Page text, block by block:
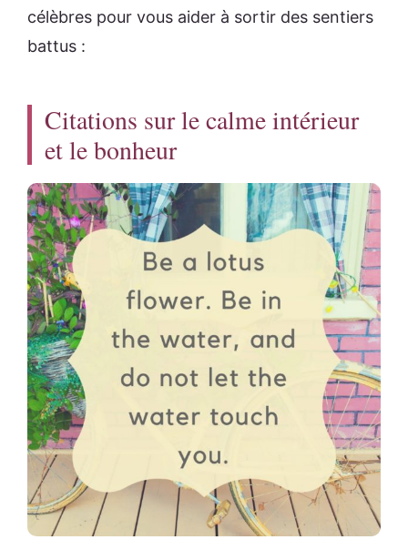
célèbres pour vous aider à sortir des sentiers
battus :
Citations sur le calme intérieur
et le bonheur